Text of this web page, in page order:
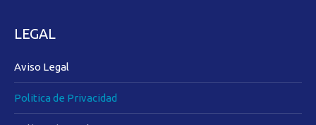
LEGAL
Aviso Legal
Politica de Privacidad